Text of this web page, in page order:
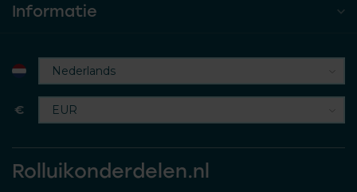
Informatie
€
Rolluikonderdelen.nl